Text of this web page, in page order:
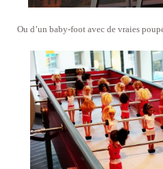
Ou d’un baby-foot avec de vraies